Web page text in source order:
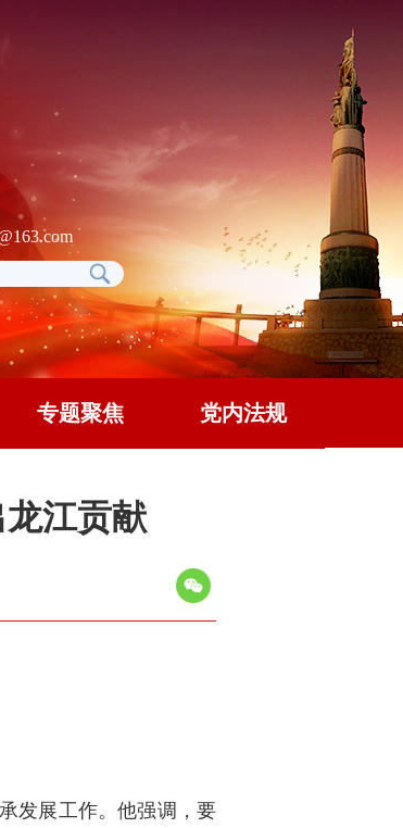
专题聚焦 党内法规
江贡献
发展工作。他强调，要